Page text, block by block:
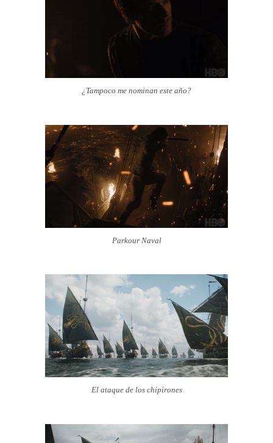
¿Tampoco me nominan este año?
Parkour Naval
El ataque de los chipirones